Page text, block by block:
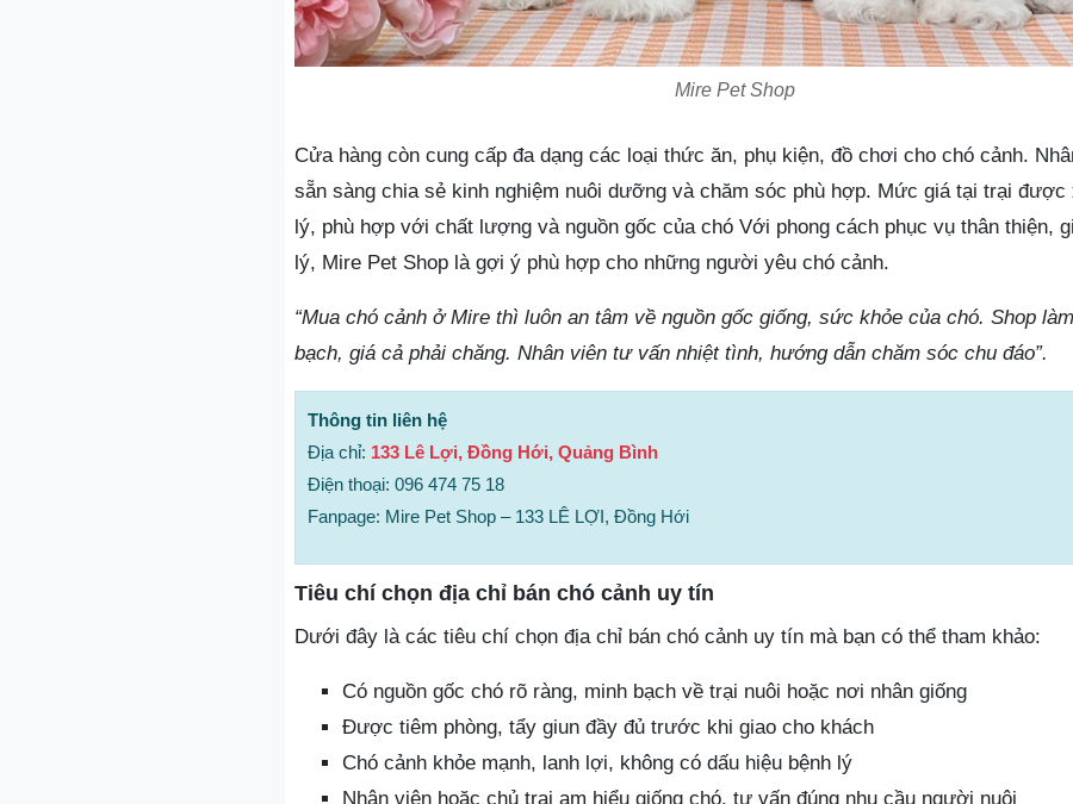
Mire Pet Shop
Cửa hàng còn cung cấp đa dạng các loại thức ăn, phụ kiện, đồ chơi cho chó cảnh.
sẵn sàng chia sẻ kinh nghiệm nuôi dưỡng và chăm sóc phù hợp. Mức giá tại trại được
lý, phù hợp với chất lượng và nguồn gốc của chó Với phong cách phục vụ thân thiện,
lý, Mire Pet Shop là gợi ý phù hợp cho những người yêu chó cảnh.
“Mua chó cảnh ở Mire thì luôn an tâm về nguồn gốc giống, sức khỏe của chó. Shop
bạch, giá cả phải chăng. Nhân viên tư vấn nhiệt tình, hướng dẫn chăm sóc chu đáo”.
Thông tin liên hệ
Địa chỉ: 133 Lê Lợi, Đồng Hới, Quảng Bình
Điện thoại: 096 474 75 18
Fanpage: Mire Pet Shop – 133 LÊ LỢI, Đồng Hới
Tiêu chí chọn địa chỉ bán chó cảnh uy tín
Dưới đây là các tiêu chí chọn địa chỉ bán chó cảnh uy tín mà bạn có thể tham khảo:
Có nguồn gốc chó rõ ràng, minh bạch về trại nuôi hoặc nơi nhân giống
Được tiêm phòng, tẩy giun đầy đủ trước khi giao cho khách
Chó cảnh khỏe mạnh, lanh lợi, không có dấu hiệu bệnh lý
Nhân viên hoặc chủ trại am hiểu giống chó, tư vấn đúng nhu cầu người nuôi